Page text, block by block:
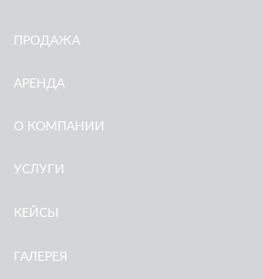
ПРОДАЖА
АРЕНДА
О КОМПАНИИ
УСЛУГИ
КЕЙСЫ
ГАЛЕРЕЯ